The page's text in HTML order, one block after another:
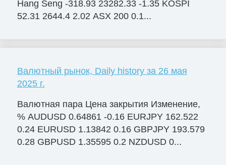
Hang Seng -318.93 23282.33 -1.35 KOSPI
52.31 2644.4 2.02 ASX 200 0.1...
Валютный рынок, Daily history за 26 мая
2025 г.
Валютная пара Цена закрытия Изменение,
% AUDUSD 0.64861 -0.16 EURJPY 162.522
0.24 EURUSD 1.13842 0.16 GBPJPY 193.579
0.28 GBPUSD 1.35595 0.2 NZDUSD 0...